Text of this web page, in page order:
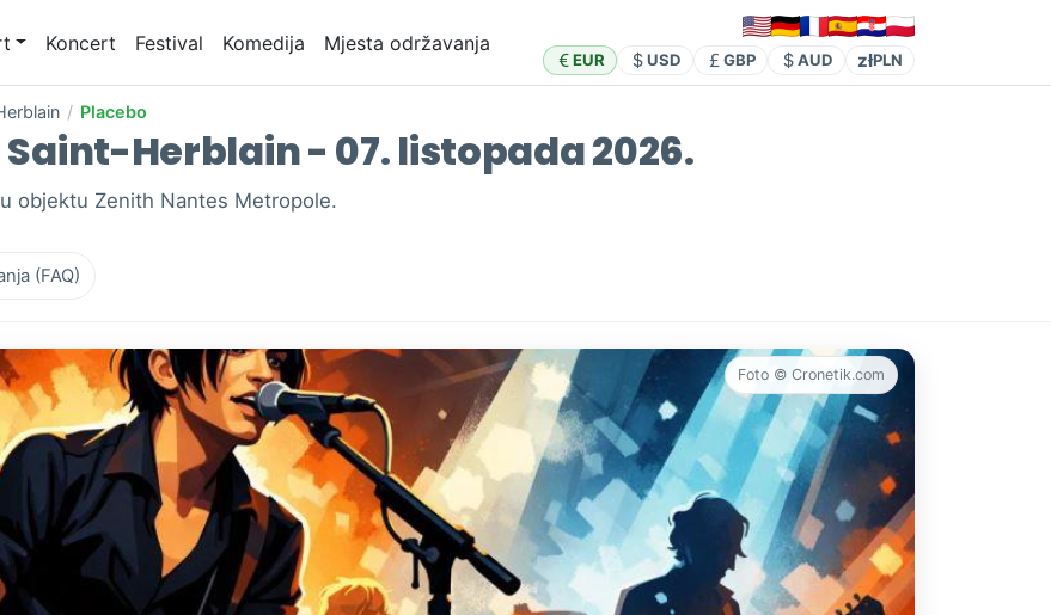
Koncert Festival Komedija Mjesta održavanja
EUR USD GBP AUD złPLN
/ Placebo
Herblain - 07. listopada 2026.
objektu Zenith Nantes Metropole.
(FAQ)
Foto © Cronetik.com